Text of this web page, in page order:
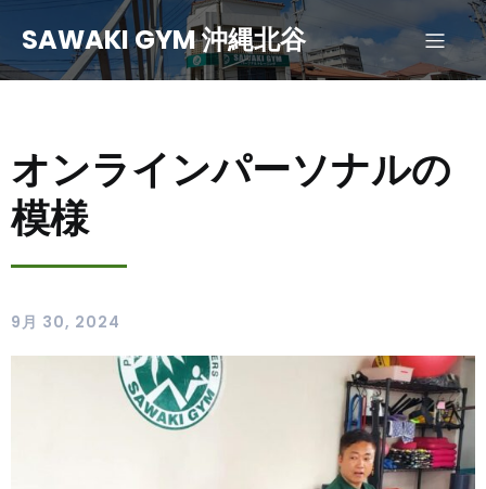
SAWAKI GYM 沖縄北谷
オンラインパーソナルの
模様
9月 30, 2024